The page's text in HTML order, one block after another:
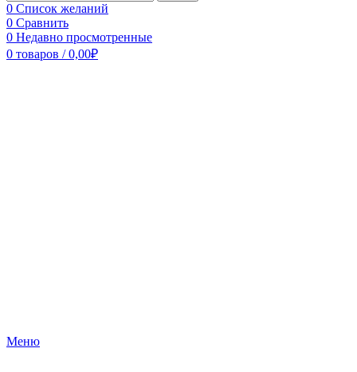
0 Список желаний
0 Сравнить
0 Недавно просмотренные
0 товаров / 0,00₽
Меню